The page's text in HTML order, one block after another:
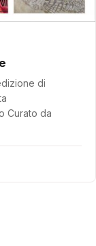
di
Curato da